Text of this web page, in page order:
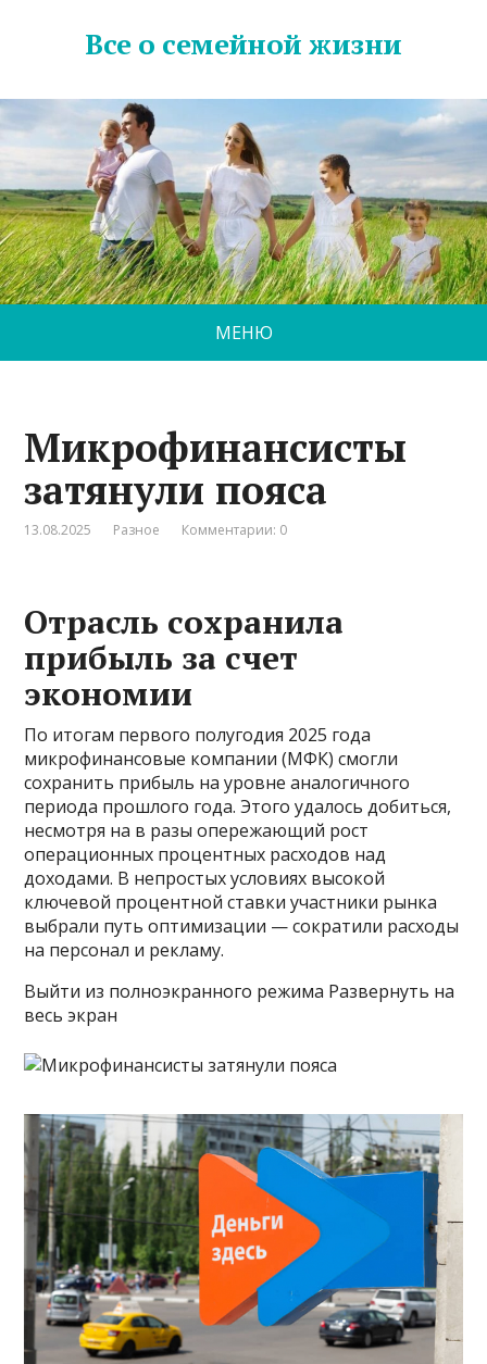
Все о семейной жизни
МЕНЮ
Микрофинансисты
затянули пояса
13.08.2025 Разное Комментарии: 0
Отрасль сохранила
прибыль за счет
экономии
По итогам первого полугодия 2025 года
микрофинансовые компании (МФК) смогли
сохранить прибыль на уровне аналогичного
периода прошлого года. Этого удалось добиться,
несмотря на в разы опережающий рост
операционных процентных расходов над
доходами. В непростых условиях высокой
ключевой процентной ставки участники рынка
выбрали путь оптимизации — сократили расходы
на персонал и рекламу.
Выйти из полноэкранного режима Развернуть на
весь экран